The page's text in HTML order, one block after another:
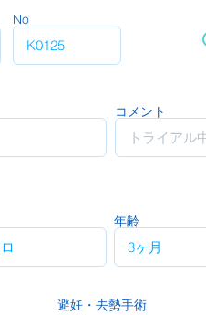
No
コメント
年齢
避妊・去勢手術